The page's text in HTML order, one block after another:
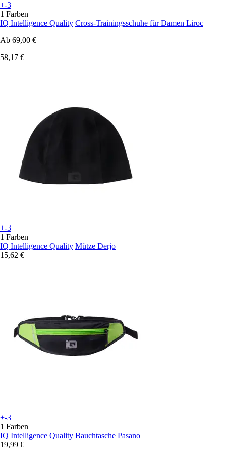
+-3
1 Farben
IQ Intelligence Quality Cross-Trainingsschuhe für Damen Liroc
Ab 69,00 €
58,17 €
+-3
1 Farben
IQ Intelligence Quality Mütze Derjo
15,62 €
+-3
1 Farben
IQ Intelligence Quality Bauchtasche Pasano
19,99 €